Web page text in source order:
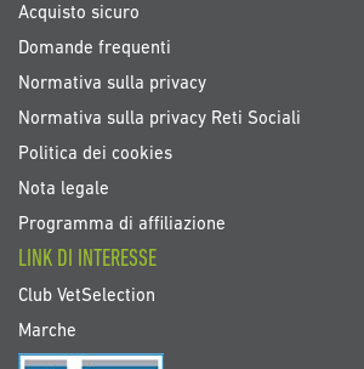
Acquisto sicuro
Domande frequenti
Normativa sulla privacy
Normativa sulla privacy Reti Sociali
Politica dei cookies
Nota legale
Programma di affiliazione
LINK DI INTERESSE
Club VetSelection
Marche